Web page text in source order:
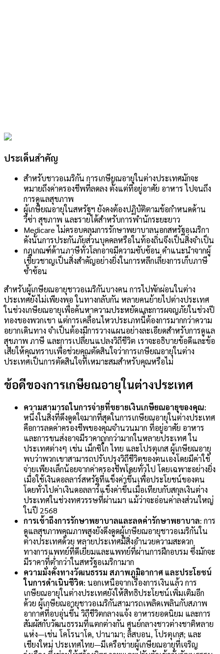
ประเด็นสำคัญ
สำหรับชาวอเมริกัน การเกษียณอายุในต่างประเทศมักจะ
หมายถึงค่าครองชีพที่ลดลง ตั้งแต่ที่อยู่อาศัย อาหาร ไปจนถึง
การดูแลสุขภาพ
ผู้เกษียณอายุในสหรัฐฯ ยังคงต้องปฏิบัติตามข้อกำหนดด้าน
วีซ่า สุขภาพ และรายได้สำหรับการพำนักระยะยาว
Medicare ไม่ครอบคลุมการรักษาพยาบาลนอกสหรัฐอเมริกา
ดังนั้นการประกันภัยส่วนบุคคลหรือในท้องถิ่นจึงเป็นสิ่งจำเป็น
กฎเกณฑ์ด้านภาษีทั่วโลกอาจมีความซับซ้อน คำแนะนำจากผู้
เชี่ยวชาญเป็นสิ่งสำคัญอย่างยิ่งในการหลีกเลี่ยงการเก็บภาษี
ซ้ำซ้อน
สำหรับผู้เกษียณอายุชาวอเมริกันบางคน การไปพักผ่อนในต่าง
ประเทศยังไม่เพียงพอ ในทางกลับกัน หลายคนย้ายไปต่างประเทศ
ในช่วงเกษียณอายุเพื่อค้นหาความประหยัดและการผจญภัยในช่วงปี
ทองของพวกเขา แต่การเคลื่อนไหวประเภทนี้ต้องการมากกว่าความ
อยากเดินทาง จำเป็นต้องมีการวางแผนอย่างละเอียดสำหรับการดูแล
สุขภาพ ภาษี และการเปลี่ยนแปลงวิถีชีวิต เราจะอธิบายข้อดีและข้อ
เสียให้คุณทราบเพื่อช่วยคุณตัดสินใจว่าการเกษียณอายุในต่าง
ประเทศเป็นการตัดสินใจที่เหมาะสมสำหรับคุณหรือไม่
ข้อดีของการเกษียณอายุในต่างประเทศ
ความสามารถในการจ่ายที่ขยายเงินเกษียณอายุของคุณ:
หนึ่งในสิ่งที่ดึงดูดใจมากที่สุดในการเกษียณอายุในต่างประเทศ
คือการลดค่าครองชีพของคุณจำนวนมาก ที่อยู่อาศัย อาหาร
และการขนส่งอาจมีราคาถูกกว่ามากในหลายประเทศ ใน
ประเทศต่างๆ เช่น เม็กซิโก ไทย และโปรตุเกส ผู้เกษียณอายุ
พบว่าพวกเขาสามารถปรับปรุงวิถีชีวิตของตนเองโดยมีค่าใช้
จ่ายเพียงเล็กน้อยจากค่าครองชีพโดยทั่วไป โดยเฉพาะอย่างยิ่ง
เมื่อใช้เงินดอลลาร์สหรัฐที่แข็งค่าขึ้นเพื่อประโยชน์ของตน
โดยทั่วไปค่าเงินดอลลาร์แข็งค่าขึ้นเมื่อเทียบกับสกุลเงินต่าง
ประเทศในช่วงทศวรรษที่ผ่านมา แม้ว่าจะอ่อนค่าลงส่วนใหญ่
ในปี 2568
การเข้าถึงการรักษาพยาบาลและลดค่ารักษาพยาบาล: การ
ดูแลสุขภาพคุณภาพสูงยังดึงดูดผู้เกษียณอายุชาวอเมริกันใน
ต่างประเทศด้วย หลายประเทศมีสิ่งอำนวยความสะดวก
ทางการแพทย์ที่ดีเยี่ยมและแพทย์ที่ผ่านการฝึกอบรม ซึ่งมักจะ
มีราคาที่ต่ำกว่าในสหรัฐอเมริกามาก
ความมั่งคั่งทางวัฒนธรรม สภาพภูมิอากาศ และประโยชน์
ในการดำเนินชีวิต: นอกเหนือจากเรื่องการเงินแล้ว การ
เกษียณอายุในต่างประเทศยังให้สิทธิประโยชน์เพิ่มเติมอีก
ด้วย ผู้เกษียณอายุชาวอเมริกันสามารถเพลิดเพลินกับสภาพ
อากาศที่อบอุ่นขึ้น วิถีชีวิตกลางแจ้ง อาหารยอดนิยม และการ
สัมผัสกับวัฒนธรรมที่แตกต่างกัน ศูนย์กลางชาวต่างชาติหลาย
แห่ง—เช่น โคโรนาโด, ปานามา; ลิสบอน, โปรตุเกส; และ
เชียงใหม่ ประเทศไทย—มีเครือข่ายผู้เกษียณอายุที่เจริญ